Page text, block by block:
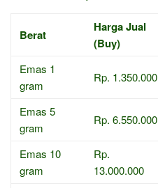
Berat
Harga Jual
(Buy)
Emas 1
gram
Rp. 1.350.000
Emas 5
gram
Rp. 6.550.000
Emas 10
gram
Rp.
13.000.000